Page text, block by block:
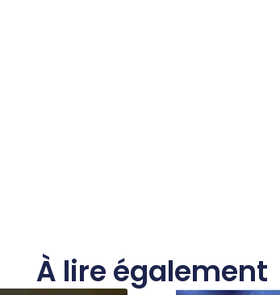
À lire également